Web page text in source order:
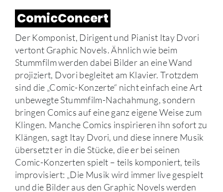
ComicConcert
Der Komponist, Dirigent und Pianist Itay Dvori
vertont Graphic Novels. Ähnlich wie beim
Stummfilm werden dabei Bilder an eine Wand
projiziert, Dvori begleitet am Klavier. Trotzdem
sind die „Comic-Konzerte“ nicht einfach eine Art
unbewegte Stummfilm-Nachahmung, sondern
bringen Comics auf eine ganz eigene Weise zum
Klingen. Manche Comics inspirieren ihn sofort zu
Klängen, sagt Itay Dvori, und diese innere Musik
übersetzt er in die Stücke, die er bei seinen
Comic-Konzerten spielt – teils komponiert, teils
improvisiert: „Die Musik wird immer live gespielt
und die Bilder aus den Graphic Novels werden